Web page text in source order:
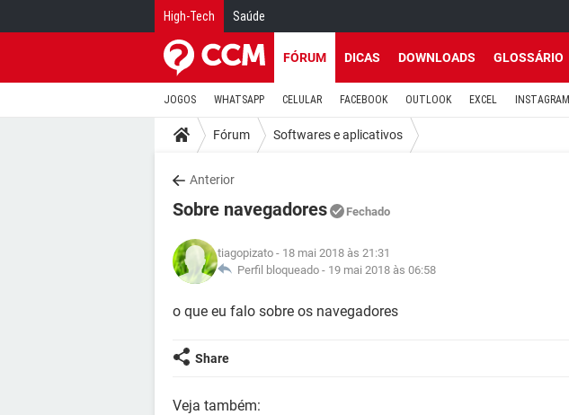
High-Tech Saúde
FÓRUM DICAS DOWNLOADS GLOSSÁRIO
JOGOS WHATSAPP CELULAR FACEBOOK OUTLOOK EXCEL INSTAGRAM
Fórum Softwares e aplicativos
Anterior
Sobre navegadores Fechado
tiagopizato - 18 mai 2018 às 21:31
Perfil bloqueado - 19 mai 2018 às 06:58
o que eu falo sobre os navegadores
Share
Veja também: